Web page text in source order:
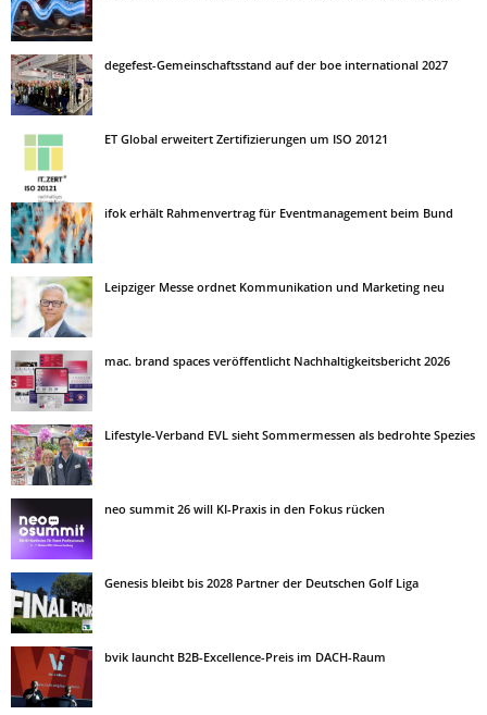
degefest-Gemeinschaftsstand auf der boe international 2027
ET Global erweitert Zertifizierungen um ISO 20121
ifok erhält Rahmenvertrag für Eventmanagement beim Bund
Leipziger Messe ordnet Kommunikation und Marketing neu
mac. brand spaces veröffentlicht Nachhaltigkeitsbericht 2026
Lifestyle-Verband EVL sieht Sommermessen als bedrohte Spezies
neo summit 26 will KI-Praxis in den Fokus rücken
Genesis bleibt bis 2028 Partner der Deutschen Golf Liga
bvik launcht B2B-Excellence-Preis im DACH-Raum